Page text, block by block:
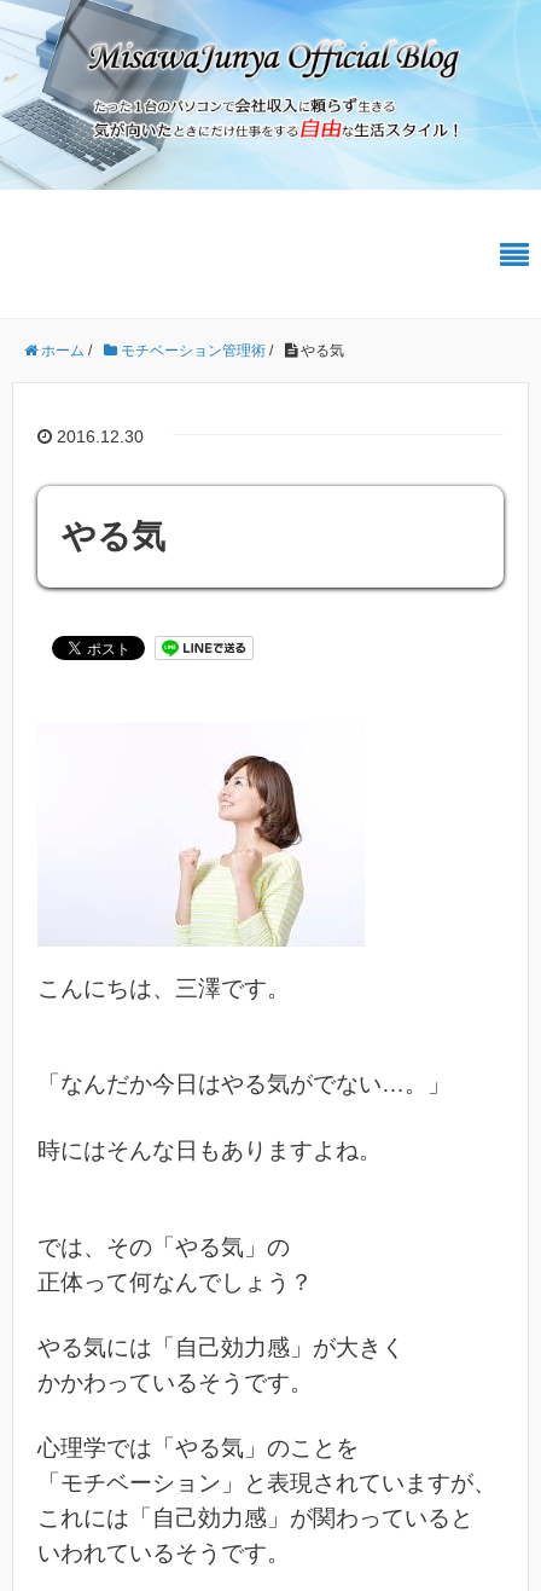
ホーム / モチベーション管理術 / やる気
2016.12.30
やる気
こんにちは、三澤です。
「なんだか今日はやる気がでない…。」
時にはそんな日もありますよね。
では、その「やる気」の
正体って何なんでしょう？
やる気には「自己効力感」が大きく
かかわっているそうです。
心理学では「やる気」のことを
「モチベーション」と表現されていますが、
これには「自己効力感」が関わっていると
いわれているそうです。